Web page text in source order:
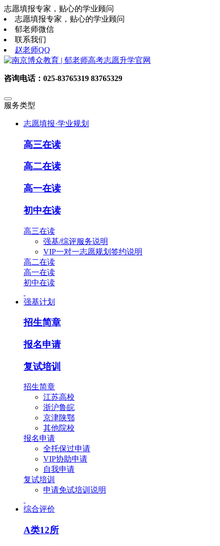
志愿填报专家，贴心的学业顾问
志愿填报专家，贴心的学业顾问
郁老师微信
联系我们
赵老师QQ
咨询电话：025-83765319 83765329
服务类型
志愿填报·学业规划
高三在读
高二在读
高一在读
初中在读
高三在读
强基/综评服务说明
VIP一对一志愿规划签约说明
高二在读
高一在读
初中在读
强基计划
招生简章
报名申请
复试培训
招生简章
江苏高校
浙沪鲁皖
京津陕鄂
其他院校
报名申请
全托保过申请
VIP协助申请
自我申请
复试培训
申请免试培训说明
综合评价
A类12所